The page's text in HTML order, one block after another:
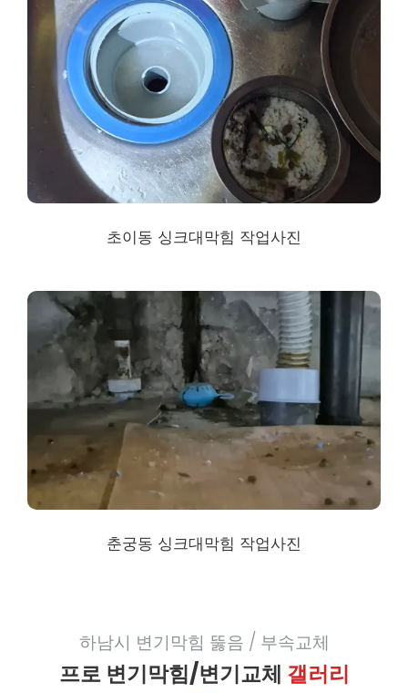
초이동 싱크대막힘 작업사진
춘궁동 싱크대막힘 작업사진
하남시 변기막힘 뚫음 / 부속교체
프로 변기막힘/변기교체 갤러리